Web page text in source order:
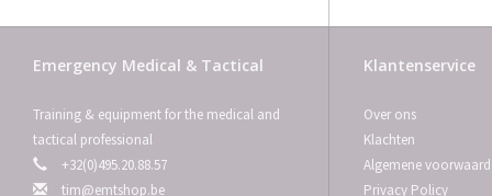
Emergency Medical & Tactical
Training & equipment for the medical and
tactical professional
+32(0)495.20.88.57
tim@emtshop.be
Klantenservice
Over ons
Klachten
Algemene
Privacy Policy